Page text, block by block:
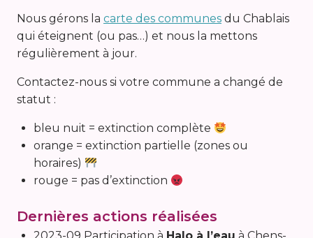
Nous gérons la carte des communes du Chablais
qui éteignent (ou pas…) et nous la mettons
régulièrement à jour.
Contactez-nous si votre commune a changé de
statut :
bleu nuit = extinction complète
orange = extinction partielle (zones ou
horaires)
rouge = pas d’extinction
Dernières actions réalisées